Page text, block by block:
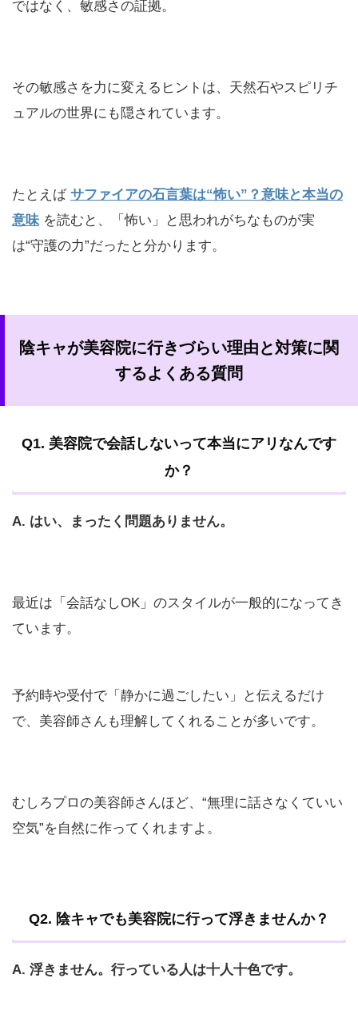
ではなく、敏感さの証拠。
その敏感さを力に変えるヒントは、天然石やスピリチ
ュアルの世界にも隠されています。
たとえば サファイアの石言葉は“怖い”？意味と本当の
意味 を読むと、「怖い」と思われがちなものが実
は“守護の力”だったと分かります。
陰キャが美容院に行きづらい理由と対策に関
するよくある質問
Q1. 美容院で会話しないって本当にアリなんです
か？
A. はい、まったく問題ありません。
最近は「会話なしOK」のスタイルが一般的になってき
ています。
予約時や受付で「静かに過ごしたい」と伝えるだけ
で、美容師さんも理解してくれることが多いです。
むしろプロの美容師さんほど、“無理に話さなくていい
空気”を自然に作ってくれますよ。
Q2. 陰キャでも美容院に行って浮きませんか？
A. 浮きません。行っている人は十人十色です。